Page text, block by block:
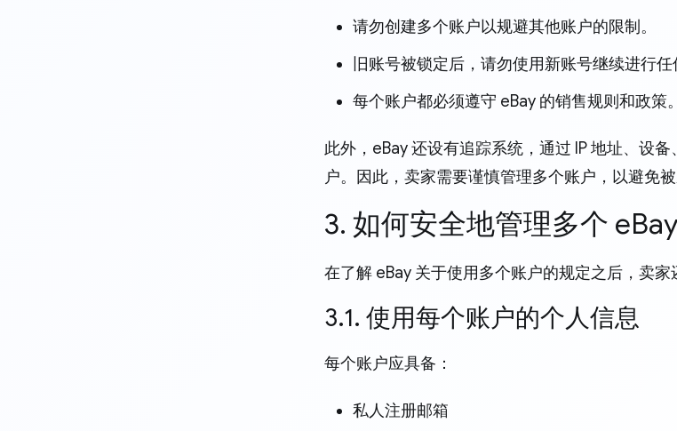
请勿创建多个账户以规避其他账户的限制。
旧账号被锁定后，请勿使用新账号继续进行任
每个账户都必须遵守 eBay 的销售规则和政策。
此外，eBay 还设有追踪系统，通过 IP 地址、设
户。因此，卖家需要谨慎管理多个账户，以避免
3. 如何安全地管理多个
在了解 eBay 关于使用多个账户的规定之后，卖家
3.1. 使用每个账户的个人信息
每个账户应具备：
私人注册邮箱